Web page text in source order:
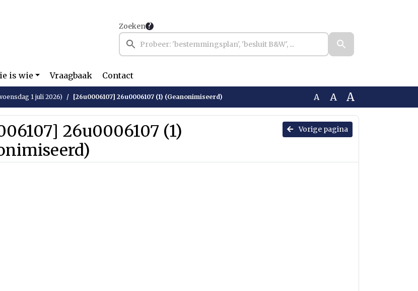
Zoeken
is wie Vraagbaak Contact
1 juli 2026) [26u0006107] 26u0006107 (1) (Geanonimiseerd) A A A
Vorige pagina
26u0006107 (1)